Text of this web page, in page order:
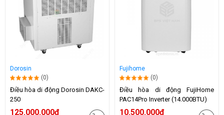
Dorosin
(0)
Điều hòa di động Dorosin DAKC-
250
125.000.000đ
Fujihome
(0)
Điều hòa di động FujiHome
PAC14Pro Inverter (14.000BTU)
10.500.000đ